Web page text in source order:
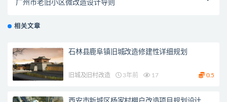
广州市老旧小区微改造设计导则
相关文章
石林县鹿阜镇旧城改造修建性详细规划
旧城及旧村改造 3年前 17 0.5